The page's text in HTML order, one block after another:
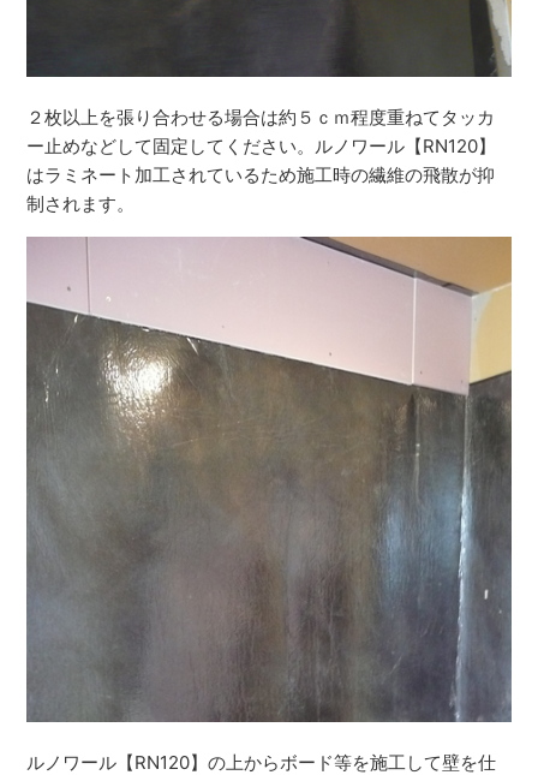
２枚以上を張り合わせる場合は約５ｃｍ程度重ねてタッカ
ー止めなどして固定してください。ルノワール【RN120】
はラミネート加工されているため施工時の繊維の飛散が抑
制されます。
ルノワール【RN120】の上からボード等を施工して壁を仕